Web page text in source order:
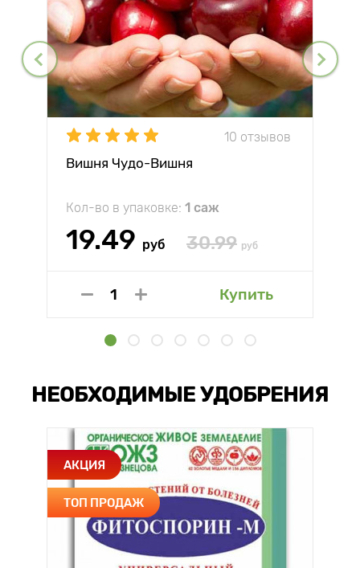
10 отзывов
Вишня Чудо-Вишня
Кол-во в упаковке: 1 саж
19.49 руб 30.99 руб
Купить
НЕОБХОДИМЫЕ УДОБРЕНИЯ
АКЦИЯ
ТОП ПРОДАЖ